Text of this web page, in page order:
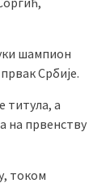
шампион
Србије.
титула, а
на првенству
током